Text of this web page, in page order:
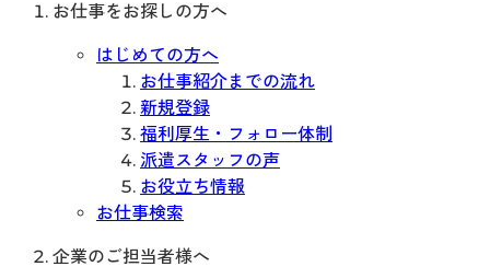
お仕事をお探しの方へ
はじめての方へ
お仕事紹介までの流れ
新規登録
福利厚生・フォロー体制
派遣スタッフの声
お役立ち情報
お仕事検索
企業のご担当者様へ